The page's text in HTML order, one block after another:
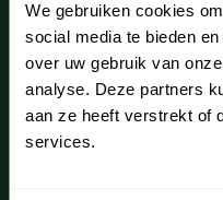
We gebruiken cookies
social media te bieden
over uw gebruik van
analyse. Deze partners
aan ze heeft verstrekt of
services.
Leiderdorp
Lisse
Noordwijk
Oegstgeest